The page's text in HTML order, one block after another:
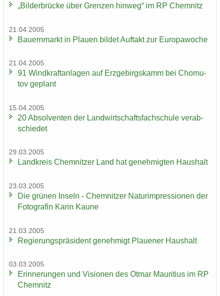
„Bil­der­brü­cke über Gren­zen hin­weg“ im RP Chem­nitz
21.04.2005
Bau­ern­markt in Plau­en bil­det Auf­takt zur Eu­ro­pa­wo­che
21.04.2005
91 Wind­kraft­an­la­gen auf Erz­ge­birgs­kamm bei Chomu­
tov ge­plant
15.04.2005
20 Ab­sol­ven­ten der Land­wirt­schafts­fach­schu­le ver­ab­
schie­det
29.03.2005
Land­kreis Chem­nit­zer Land hat ge­neh­mig­ten Haus­halt
23.03.2005
Die grü­nen In­seln - Chem­nit­zer Na­turim­pres­sio­nen der
Fo­to­gra­fin Karin Kaune
21.03.2005
Re­gie­rungs­prä­si­dent ge­neh­migt Plaue­ner Haus­halt
03.03.2005
Er­in­ne­run­gen und Vi­sio­nen des Otmar Mau­ri­ti­us im RP
Chem­nitz